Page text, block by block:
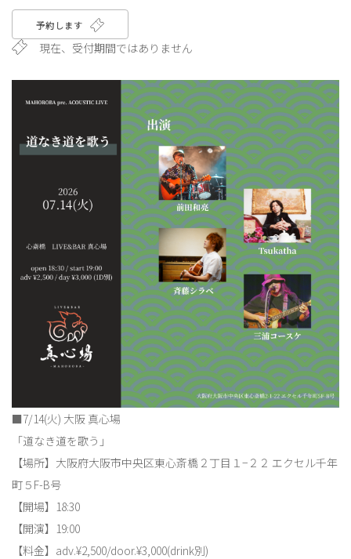
予約します
現在、受付期間ではありません
■7/14(火) 大阪 真心場
「道なき道を歌う」
【場所】大阪府大阪市中央区東心斎橋２丁目１−２２ エクセル千年
町５F-B号
【開場】18:30
【開演】19:00
【料金】adv.¥2,500/door.¥3,000(drink別)